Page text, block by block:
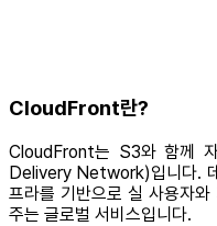
CloudFront란?
CloudFront는 S3와 함께
Delivery Network)입니다.
프라를 기반으로 실 사용자
주는 글로벌 서비스입니다.